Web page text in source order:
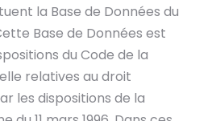
la Base de Données du
Base de Données est
du Code de la
relatives au droit
les dispositions de la